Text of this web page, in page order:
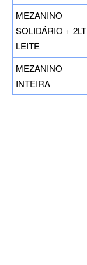
MEZANINO
SOLIDÁRIO + 2LT
LEITE
MEZANINO
INTEIRA